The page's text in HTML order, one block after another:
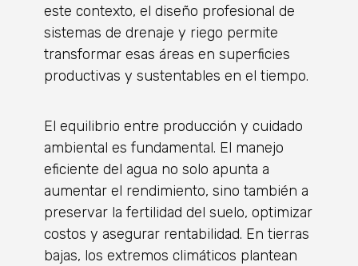
este contexto, el diseño profesional de
sistemas de drenaje y riego permite
transformar esas áreas en superficies
productivas y sustentables en el tiempo.
El equilibrio entre producción y cuidado
ambiental es fundamental. El manejo
eficiente del agua no solo apunta a
aumentar el rendimiento, sino también a
preservar la fertilidad del suelo, optimizar
costos y asegurar rentabilidad. En tierras
bajas, los extremos climáticos plantean